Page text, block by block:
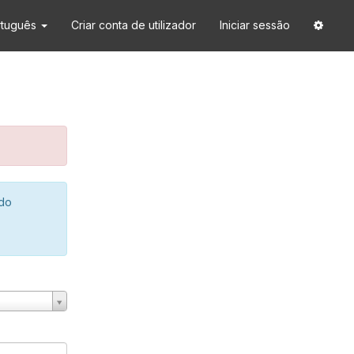
Criar conta de utilizador Iniciar sessão